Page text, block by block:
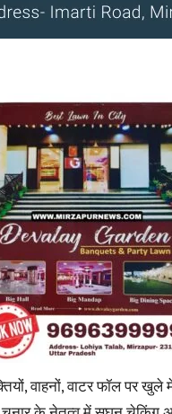
वाहनों, वाटर फॉल पर